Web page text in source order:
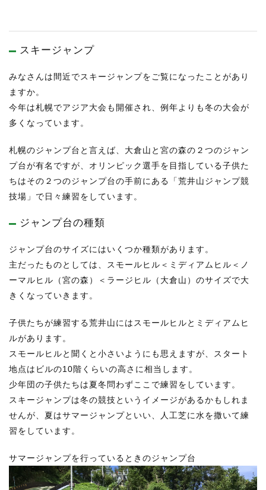
スキージャンプ
みなさんは間近でスキージャンプをご覧になったことがあり
ますか。
今年は札幌でアジア大会も開催され、例年よりも冬の大会が
多くなっています。
札幌のジャンプ台と言えば、大倉山と宮の森の２つのジャン
プ台が有名ですが、オリンピック選手を目指している子供た
ちはその２つのジャンプ台の手前にある「荒井山ジャンプ競
技場」で日々練習をしています。
ジャンプ台の種類
ジャンプ台のサイズにはいくつか種類があります。
主だったものとしては、スモールヒル＜ミディアムヒル＜ノ
ーマルヒル（宮の森）＜ラージヒル（大倉山）のサイズで大
きくなっていきます。
子供たちが練習する荒井山にはスモールヒルとミディアムヒ
ルがあります。
スモールヒルと聞くと小さいようにも思えますが、スタート
地点はビルの10階くらいの高さに相当します。
少年団の子供たちは夏冬問わずここで練習をしています。
スキージャンプは冬の競技というイメージがあるかもしれま
せんが、夏はサマージャンプといい、人工芝に水を撒いて練
習をしています。
サマージャンプを行っているときのジャンプ台